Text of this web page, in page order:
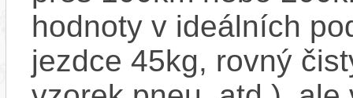
hodnoty v ideálních
jezdce 45kg, rovný